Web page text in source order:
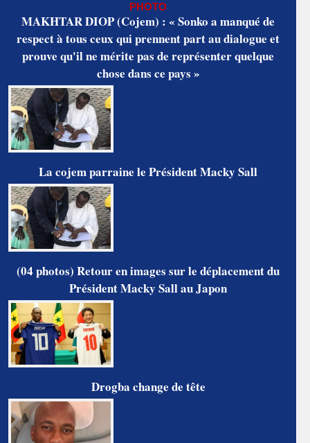
PHOTO
MAKHTAR DIOP (Cojem) : « Sonko a manqué de
respect à tous ceux qui prennent part au dialogue et
prouve qu'il ne mérite pas de représenter quelque
chose dans ce pays »
La cojem parraine le Président Macky Sall
(04 photos) Retour en images sur le déplacement du
Président Macky Sall au Japon
Drogba change de tête